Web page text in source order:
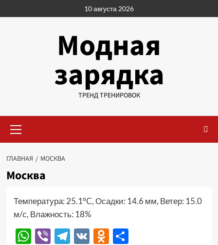
к
10 августа 2026
Модная
зарядка
ТРЕНД ТРЕНИРОВОК
меню
ГЛАВНАЯ МОСКВА
Москва
Температура: 25.1°C, Осадки: 14.6 мм, Ветер: 15.0
м/с, Влажность: 18%
WhatsApp
ViberTelegram
VKOdnoklassniki
Отправить